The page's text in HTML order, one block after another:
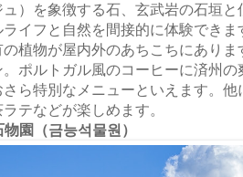
ュ）を象徴する石、玄武岩の石垣
ライフと自然を間接的に体験でき
植物が屋内外のあちこちにあり
ポルトガル風のコーヒーに済州
ら特別なメニューといえます。
テなどが楽しめます。
園（금능석물원）